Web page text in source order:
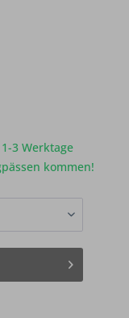
3 Werktage
kommen!